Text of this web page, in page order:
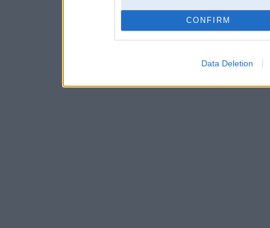
CONFIRM
Data Deletion